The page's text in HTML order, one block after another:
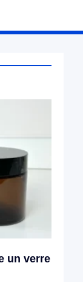
un verre